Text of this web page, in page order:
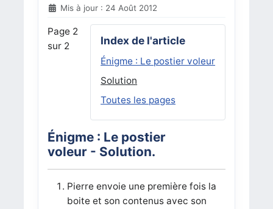
Mis à jour : 24 Août 2012
Index de l'article
Énigme : Le postier voleur
Solution
Toutes les pages
Page 2
sur 2
Énigme : Le postier
voleur - Solution.
Pierre envoie une première fois la
boite et son contenus avec son